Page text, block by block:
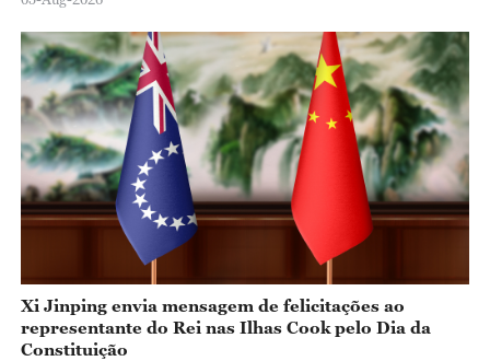
Xi Jinping envia mensagem de felicitações ao
representante do Rei nas Ilhas Cook pelo Dia da
Constituição